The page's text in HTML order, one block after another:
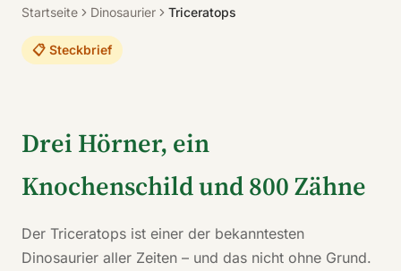
Startseite Dinosaurier Triceratops
📋 Steckbrief
Drei Hörner, ein
Knochenschild und 800 Zähne
Der Triceratops ist einer der bekanntesten
Dinosaurier aller Zeiten – und das nicht ohne Grund.